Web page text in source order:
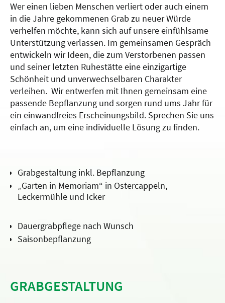
Wer einen lieben Menschen verliert oder auch einem
in die Jahre gekommenen Grab zu neuer Würde
verhelfen möchte, kann sich auf unsere einfühlsame
Unterstützung verlassen. Im gemeinsamen Gespräch
entwickeln wir Ideen, die zum Verstorbenen passen
und seiner letzten Ruhestätte eine einzigartige
Schönheit und unverwechselbaren Charakter
verleihen. Wir entwerfen mit Ihnen gemeinsam eine
passende Bepflanzung und sorgen rund ums Jahr für
ein einwandfreies Erscheinungsbild. Sprechen Sie uns
einfach an, um eine individuelle Lösung zu finden.
Grabgestaltung inkl. Bepflanzung
„Garten in Memoriam“ in Ostercappeln,
Leckermühle und Icker
Dauergrabpflege nach Wunsch
Saisonbepflanzung
GRABGESTALTUNG